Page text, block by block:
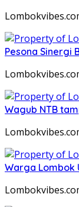
Pesona Sinergi
Wagub NTB
Warga Lombok